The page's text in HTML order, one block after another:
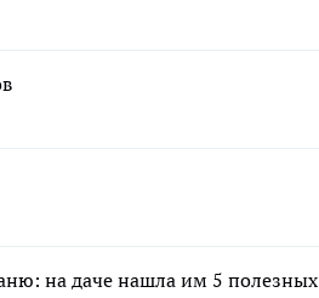
на даче нашла им 5 полезных